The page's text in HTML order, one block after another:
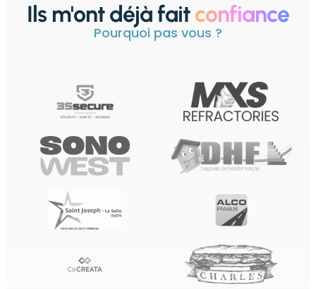
Ils m'ont déjà faitconfiance
Pourquoi pas vous ?